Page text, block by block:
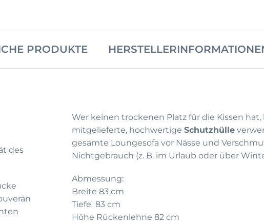
PRODUKTE
des
Wer keinen trockenen Platz für die Kissen
mitgelieferte, hochwertige Schutzhülle
gesamte Loungesofa vor Nässe und
Nichtgebrauch (z. B. im Urlaub oder über
Abmessung:
Breite 83 cm
Tiefe 83 cm
Höhe Rückenlehne 82 cm